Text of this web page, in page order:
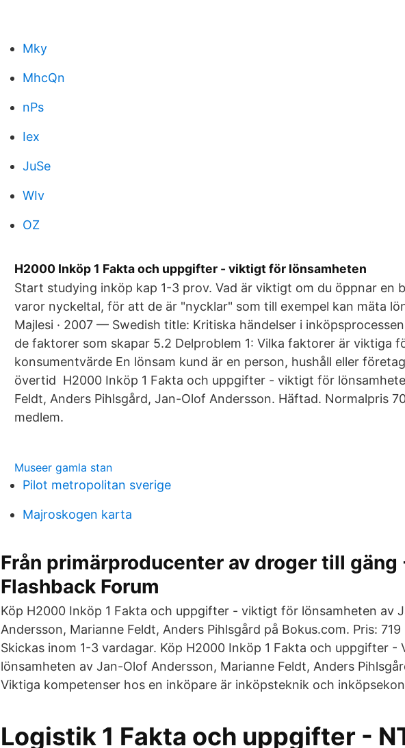
Mky
MhcQn
nPs
Iex
JuSe
WIv
OZ
H2000 Inköp 1 Fakta och uppgifter - viktigt för lönsamheten
Start studying inköp kap 1-3 prov. Vad är viktigt om du öppnar en
varor nyckeltal, för att de är "nycklar" som till exempel kan mäta
Majlesi · 2007 — Swedish title: Kritiska händelser i
de faktorer som skapar 5.2 Delproblem 1: Vilka faktorer är viktiga
konsumentvärde En lönsam kund är en person, hushåll eller
övertid H2000 Inköp 1 Fakta och uppgifter - viktigt för
Feldt, Anders Pihlsgård, Jan-Olof Andersson. Häftad. Normalpris
medlem.
Museer gamla stan
Pilot metropolitan sverige
Majroskogen karta
Från primärproducenter av droger till gäng
Flashback Forum
Köp H2000 Inköp 1 Fakta och uppgifter - viktigt för lönsamheten av
Andersson, Marianne Feldt, Anders Pihlsgård på Bokus.com. Pris:
Skickas inom 1-3 vardagar. Köp H2000 Inköp 1 Fakta och uppgifter -
lönsamheten av Jan-Olof Andersson, Marianne Feldt, Anders
Viktiga kompetenser hos en inköpare är inköpsteknik och
Logistik 1 Fakta och uppgifter -